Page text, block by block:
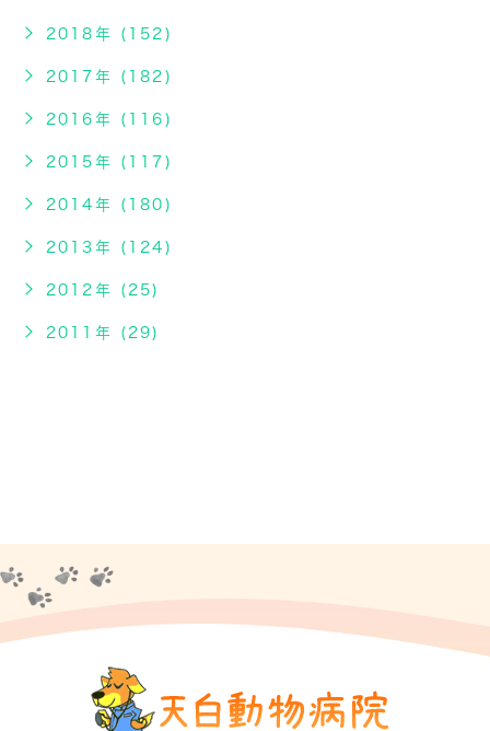
2018年 (152)
2017年 (182)
2016年 (116)
2015年 (117)
2014年 (180)
2013年 (124)
2012年 (25)
2011年 (29)